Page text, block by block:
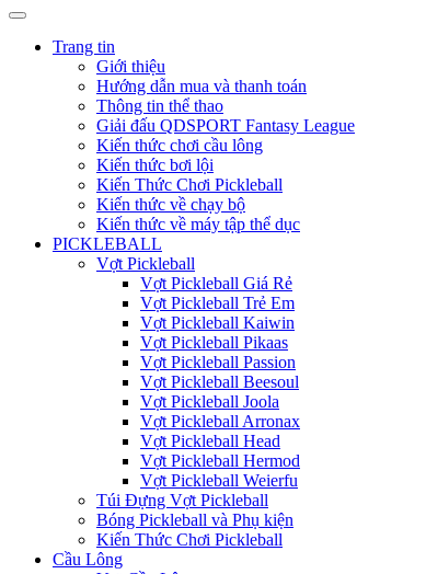
Trang tin
Giới thiệu
Hướng dẫn mua và thanh toán
Thông tin thể thao
Giải đấu QDSPORT Fantasy League
Kiến thức chơi cầu lông
Kiến thức bơi lội
Kiến Thức Chơi Pickleball
Kiến thức về chạy bộ
Kiến thức về máy tập thể dục
PICKLEBALL
Vợt Pickleball
Vợt Pickleball Giá Rẻ
Vợt Pickleball Trẻ Em
Vợt Pickleball Kaiwin
Vợt Pickleball Pikaas
Vợt Pickleball Passion
Vợt Pickleball Beesoul
Vợt Pickleball Joola
Vợt Pickleball Arronax
Vợt Pickleball Head
Vợt Pickleball Hermod
Vợt Pickleball Weierfu
Túi Đựng Vợt Pickleball
Bóng Pickleball và Phụ kiện
Kiến Thức Chơi Pickleball
Cầu Lông